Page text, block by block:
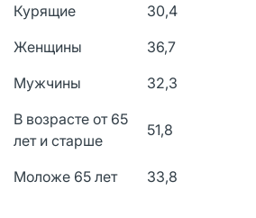
Курящие
30,4
Женщины
36,7
Мужчины
32,3
В возрасте от 65
лет и старше
51,8
Моложе 65 лет 33,8